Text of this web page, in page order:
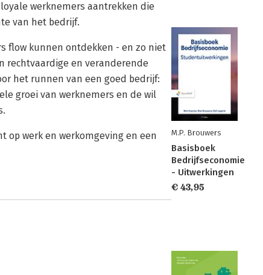
werknemers aantrekken die
van het bedrijf.
flow kunnen ontdekken - en zo niet
rechtvaardige en veranderende
het runnen van een goed bedrijf:
groei van werknemers en de wil
op werk en werkomgeving en een
M.P. Brouwers
Basisboek
Bedrijfseconomie
- Uitwerkingen
€ 43,95